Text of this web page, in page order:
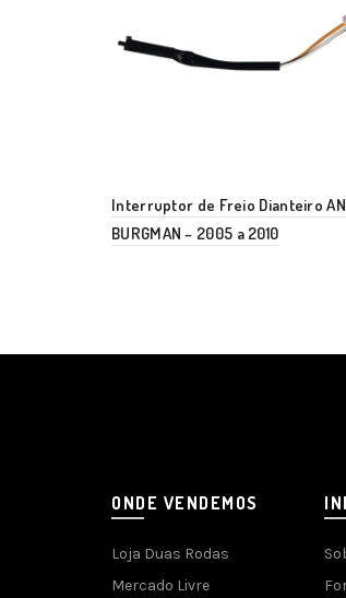
Interruptor de Freio Dianteiro AN
BURGMAN – 2005 a 2010
ONDE VENDEMOS
Loja Duas Rodas
Mercado Livre